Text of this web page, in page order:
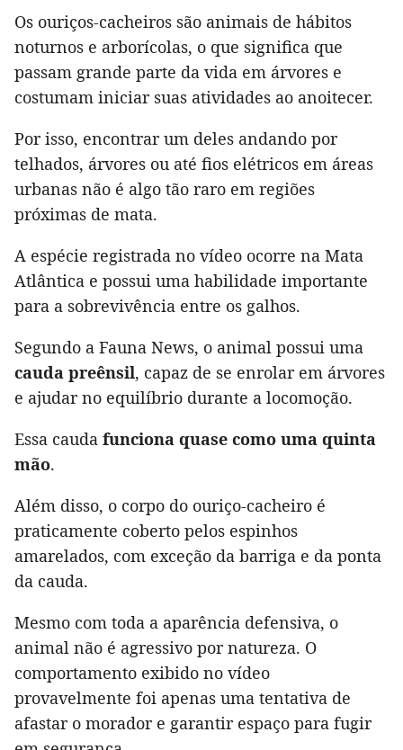
Os ouriços-cacheiros são animais de hábitos
noturnos e arborícolas, o que significa que
passam grande parte da vida em árvores e
costumam iniciar suas atividades ao anoitecer.
Por isso, encontrar um deles andando por
telhados, árvores ou até fios elétricos em áreas
urbanas não é algo tão raro em regiões
próximas de mata.
A espécie registrada no vídeo ocorre na Mata
Atlântica e possui uma habilidade importante
para a sobrevivência entre os galhos.
Segundo a Fauna News, o animal possui uma
cauda preênsil, capaz de se enrolar em árvores
e ajudar no equilíbrio durante a locomoção.
Essa cauda funciona quase como uma quinta
mão.
Além disso, o corpo do ouriço-cacheiro é
praticamente coberto pelos espinhos
amarelados, com exceção da barriga e da ponta
da cauda.
Mesmo com toda a aparência defensiva, o
animal não é agressivo por natureza. O
comportamento exibido no vídeo
provavelmente foi apenas uma tentativa de
afastar o morador e garantir espaço para fugir